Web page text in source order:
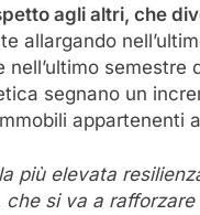
agli altri, che
allargando
segnano un
appartenenti
più elevata
si va a